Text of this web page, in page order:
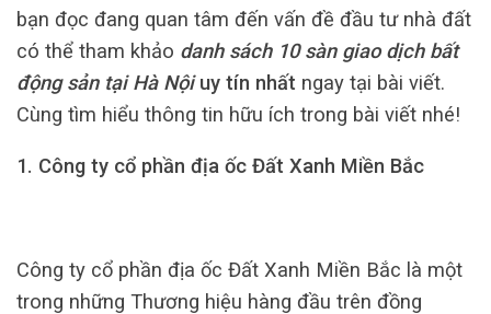
bạn đọc đang quan tâm đến vấn đề đầu tư nhà đất
có thể tham khảo danh sách 10 sàn giao dịch bất
động sản tại Hà Nội uy tín nhất ngay tại bài viết.
Cùng tìm hiểu thông tin hữu ích trong bài viết nhé!
1. Công ty cổ phần địa ốc Đất Xanh Miền Bắc
Công ty cổ phần địa ốc Đất Xanh Miền Bắc là một
trong những Thương hiệu hàng đầu trên đồng